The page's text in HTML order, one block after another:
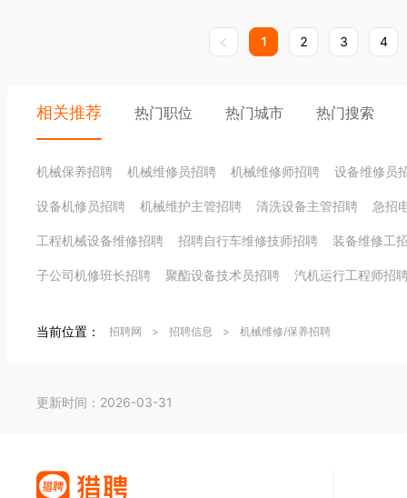
1 2 3 4
相关推荐 热门职位 热门城市 热门搜索
机械保养招聘 机械维修员招聘 机械维修师招聘 设备维修员
设备机修员招聘 机械维护主管招聘 清洗设备主管招聘 急招
工程机械设备维修招聘 招聘自行车维修技师招聘 装备维修工
子公司机修班长招聘 聚酯设备技术员招聘 汽机运行工程师招
当前位置： 招聘网 > 招聘信息 > 机械维修/保养招聘
更新时间：2026-03-31